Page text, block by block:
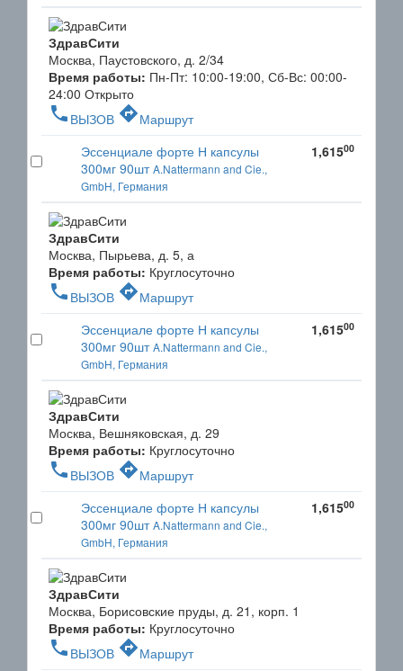
ЗдравСити
Москва, Паустовского, д. 2/34
Время работы: Пн-Пт: 10:00-19:00, Сб-Вс: 00:00-
24:00 Открыто
phone ВЫЗОВ directionsМаршрут
Эссенциале форте Н капсулы
300мг 90штA.Nattermann and Cie.,
GmbH, Германия
1,61500
ЗдравСити
Москва, Пырьева, д. 5, а
Время работы: Круглосуточно
phone ВЫЗОВ directionsМаршрут
Эссенциале форте Н капсулы
300мг 90штA.Nattermann and Cie.,
GmbH, Германия
1,61500
ЗдравСити
Москва, Вешняковская, д. 29
Время работы: Круглосуточно
phone ВЫЗОВ directionsМаршрут
Эссенциале форте Н капсулы
300мг 90штA.Nattermann and Cie.,
GmbH, Германия
1,61500
ЗдравСити
Москва, Борисовские пруды, д. 21, корп. 1
Время работы: Круглосуточно
phone ВЫЗОВ directionsМаршрут